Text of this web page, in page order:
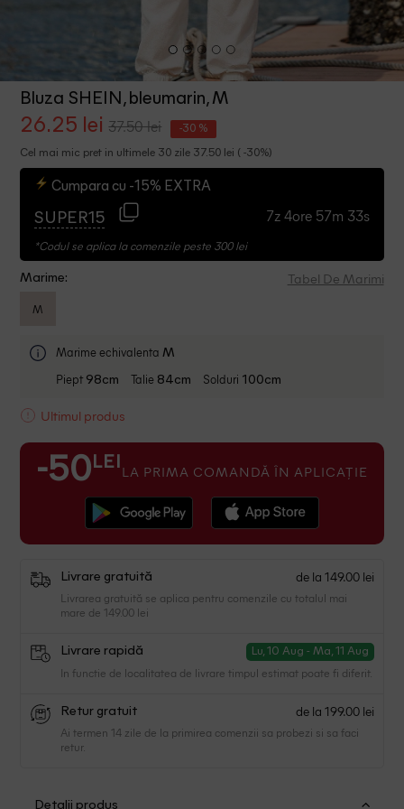
Bluza SHEIN, bleumarin, M
26.25 lei 37.50 lei -30 %
Cel mai mic pret in ultimele 30 zile 37.50 lei ( -30%)
Cumpara cu -15% EXTRA
SUPER15 7z 4ore 57m 32s
*Codul se aplica la comenzile peste 300 lei
Marime: Tabel De Marimi
M
Marime echivalenta M
Piept 98cm Talie 84cm Solduri 100cm
Ultimul produs
-50 LEI LA PRIMA COMANDĂ ÎN APLICAȚIE
Livrare gratuită de la 149.00 lei
Livrarea gratuită se aplica pentru comenzile cu totalul mai
mare de 149.00 lei
Livrare rapidă Lu, 10 Aug - Ma, 11 Aug
In functie de localitatea de livrare timpul estimat poate fi diferit.
Retur gratuit de la 199.00 lei
Ai termen 14 zile de la primirea comenzii sa probezi si sa faci
retur.
Detalii produs